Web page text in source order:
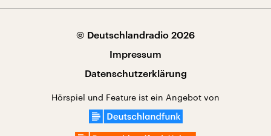
© Deutschlandradio 2026
Impressum
Datenschutzerklärung
Hörspiel und Feature ist ein Angebot von